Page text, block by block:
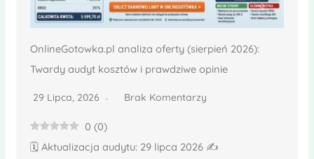
OnlineGotowka.pl analiza oferty (sierpień 2026):
Twardy audyt kosztów i prawdziwe opinie
29 Lipca, 2026 Brak Komentarzy
0 (0)
🗓️ Aktualizacja audytu: 29 lipca 2026 ✍️